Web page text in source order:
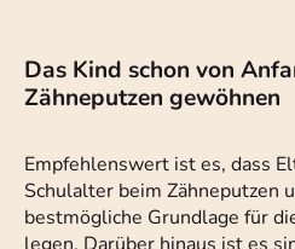
Das Kind schon von
Zähneputzen gewöhnen
Empfehlenswert ist es, dass
Schulalter beim Zähneputzen
bestmögliche Grundlage für